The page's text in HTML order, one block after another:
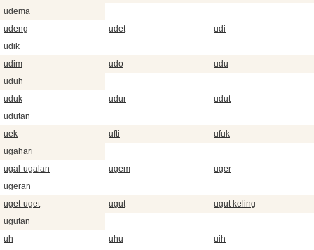
udema
udeng
udet
udi
udik
udim
udo
udu
uduh
uduk
udur
udut
udutan
uek
ufti
ufuk
ugahari
ugal-ugalan
ugem
uger
ugeran
uget-uget
ugut
ugut keling
ugutan
uh
uhu
uih